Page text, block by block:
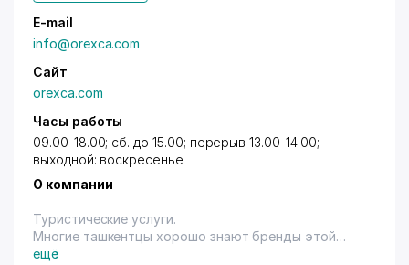
E-mail
info@orexca.com
Сайт
orexca.com
Часы работы
09.00-18.00; сб. до 15.00; перерыв 13.00-14.00;
выходной: воскресенье
О компании
Туристические услуги.
Многие ташкентцы хорошо знают бренды этой
компании - OrexCA.com и Otpusk.uz.
ещё